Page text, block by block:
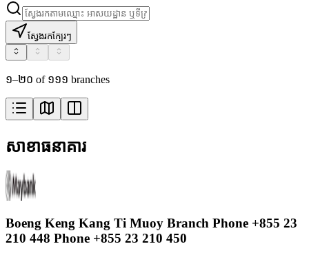
ស្វែងរកក្បែរៗ
១–២០ of ១១១ branches
សាខាធនាគារ
Boeng Keng Kang Ti Muoy Branch Phone +855 23
210 448 Phone +855 23 210 450